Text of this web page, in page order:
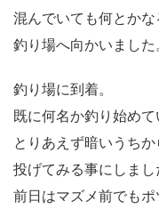
混んでいても何とかな
釣り場へ向かいました
釣り場に到着。
既に何名か釣り始めて
とりあえず暗いうちか
投げてみる事にしまし
前日はマズメ前でも